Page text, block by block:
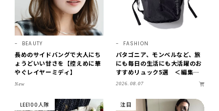
BEAUTY
長めのサイドバングで大人にち
ょうどいい甘さを【控えめに華
やぐレイヤーミディ】
New
FASHION
パタゴニア、モンベルなど、旅
にも毎日の生活にも大活躍のお
すすめリュック5選 ＜編集部
セレクト＞【LEEマルシェ】
2026.08.07
LEE100人隊 注目